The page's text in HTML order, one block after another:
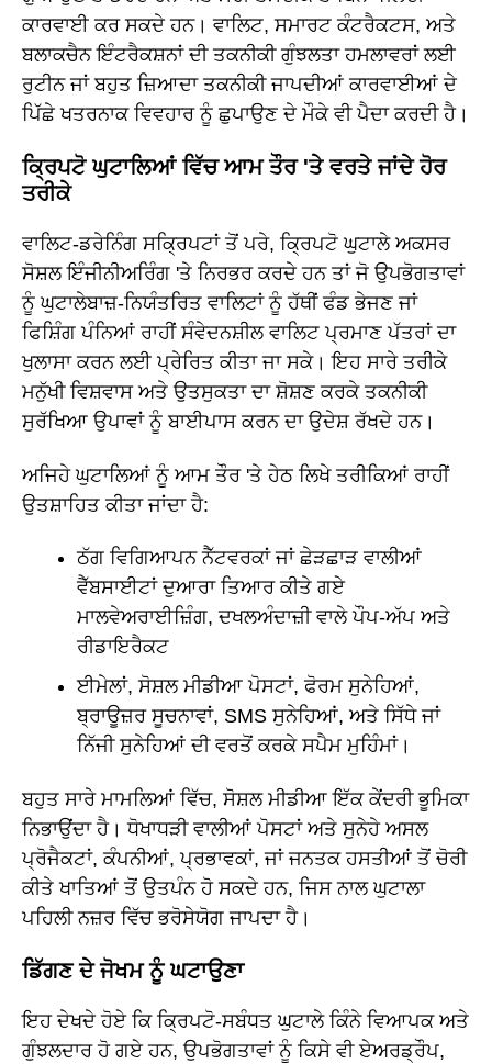
ਕਾਰਵਾਈ ਕਰ ਸਕਦੇ ਹਨ। ਵਾਲਿਟ, ਸਮਾਰਟ ਕੰਟਰੈਕਟਸ, ਅਤੇ
ਬਲਾਕਚੈਨ ਇੰਟਰੈਕਸ਼ਨਾਂ ਦੀ ਤਕਨੀਕੀ ਗੁੰਝਲਤਾ ਹਮਲਾਵਰਾਂ ਲਈ
ਰੁਟੀਨ ਜਾਂ ਬਹੁਤ ਜ਼ਿਆਦਾ ਤਕਨੀਕੀ ਜਾਪਦੀਆਂ ਕਾਰਵਾਈਆਂ ਦੇ
ਪਿੱਛੇ ਖਤਰਨਾਕ ਵਿਵਹਾਰ ਨੂੰ ਛੁਪਾਉਣ ਦੇ ਮੌਕੇ ਵੀ ਪੈਦਾ ਕਰਦੀ ਹੈ।
ਕ੍ਰਿਪਟੋ ਘੁਟਾਲਿਆਂ ਵਿੱਚ ਆਮ ਤੌਰ 'ਤੇ ਵਰਤੇ ਜਾਂਦੇ ਹੋਰ
ਤਰੀਕੇ
ਵਾਲਿਟ-ਡਰੇਨਿੰਗ ਸਕ੍ਰਿਪਟਾਂ ਤੋਂ ਪਰੇ, ਕ੍ਰਿਪਟੋ ਘੁਟਾਲੇ ਅਕਸਰ
ਸੋਸ਼ਲ ਇੰਜੀਨੀਅਰਿੰਗ 'ਤੇ ਨਿਰਭਰ ਕਰਦੇ ਹਨ ਤਾਂ ਜੋ ਉਪਭੋਗਤਾਵਾਂ
ਨੂੰ ਘੁਟਾਲੇਬਾਜ਼-ਨਿਯੰਤਰਿਤ ਵਾਲਿਟਾਂ ਨੂੰ ਹੱਥੀਂ ਫੰਡ ਭੇਜਣ ਜਾਂ
ਫਿਸ਼ਿੰਗ ਪੰਨਿਆਂ ਰਾਹੀਂ ਸੰਵੇਦਨਸ਼ੀਲ ਵਾਲਿਟ ਪ੍ਰਮਾਣ ਪੱਤਰਾਂ ਦਾ
ਖੁਲਾਸਾ ਕਰਨ ਲਈ ਪ੍ਰੇਰਿਤ ਕੀਤਾ ਜਾ ਸਕੇ। ਇਹ ਸਾਰੇ ਤਰੀਕੇ
ਮਨੁੱਖੀ ਵਿਸ਼ਵਾਸ ਅਤੇ ਉਤਸੁਕਤਾ ਦਾ ਸ਼ੋਸ਼ਣ ਕਰਕੇ ਤਕਨੀਕੀ
ਸੁਰੱਖਿਆ ਉਪਾਵਾਂ ਨੂੰ ਬਾਈਪਾਸ ਕਰਨ ਦਾ ਉਦੇਸ਼ ਰੱਖਦੇ ਹਨ।
ਅਜਿਹੇ ਘੁਟਾਲਿਆਂ ਨੂੰ ਆਮ ਤੌਰ 'ਤੇ ਹੇਠ ਲਿਖੇ ਤਰੀਕਿਆਂ ਰਾਹੀਂ
ਉਤਸ਼ਾਹਿਤ ਕੀਤਾ ਜਾਂਦਾ ਹੈ:
ਠੱਗ ਵਿਗਿਆਪਨ ਨੈੱਟਵਰਕਾਂ ਜਾਂ ਛੇੜਛਾੜ ਵਾਲੀਆਂ
ਵੈੱਬਸਾਈਟਾਂ ਦੁਆਰਾ ਤਿਆਰ ਕੀਤੇ ਗਏ
ਮਾਲਵੇਅਰਾਈਜ਼ਿੰਗ, ਦਖਲਅੰਦਾਜ਼ੀ ਵਾਲੇ ਪੌਪ-ਅੱਪ ਅਤੇ
ਰੀਡਾਇਰੈਕਟ
ਈਮੇਲਾਂ, ਸੋਸ਼ਲ ਮੀਡੀਆ ਪੋਸਟਾਂ, ਫੋਰਮ ਸੁਨੇਹਿਆਂ,
ਬ੍ਰਾਊਜ਼ਰ ਸੂਚਨਾਵਾਂ, SMS ਸੁਨੇਹਿਆਂ, ਅਤੇ ਸਿੱਧੇ ਜਾਂ
ਨਿੱਜੀ ਸੁਨੇਹਿਆਂ ਦੀ ਵਰਤੋਂ ਕਰਕੇ ਸਪੈਮ ਮੁਹਿੰਮਾਂ।
ਬਹੁਤ ਸਾਰੇ ਮਾਮਲਿਆਂ ਵਿੱਚ, ਸੋਸ਼ਲ ਮੀਡੀਆ ਇੱਕ ਕੇਂਦਰੀ ਭੂਮਿਕਾ
ਨਿਭਾਉਂਦਾ ਹੈ। ਧੋਖਾਧੜੀ ਵਾਲੀਆਂ ਪੋਸਟਾਂ ਅਤੇ ਸੁਨੇਹੇ ਅਸਲ
ਪ੍ਰੋਜੈਕਟਾਂ, ਕੰਪਨੀਆਂ, ਪ੍ਰਭਾਵਕਾਂ, ਜਾਂ ਜਨਤਕ ਹਸਤੀਆਂ ਤੋਂ ਚੋਰੀ
ਕੀਤੇ ਖਾਤਿਆਂ ਤੋਂ ਉਤਪੰਨ ਹੋ ਸਕਦੇ ਹਨ, ਜਿਸ ਨਾਲ ਘੁਟਾਲਾ
ਪਹਿਲੀ ਨਜ਼ਰ ਵਿੱਚ ਭਰੋਸੇਯੋਗ ਜਾਪਦਾ ਹੈ।
ਡਿੱਗਣ ਦੇ ਜੋਖਮ ਨੂੰ ਘਟਾਉਣਾ
ਇਹ ਦੇਖਦੇ ਹੋਏ ਕਿ ਕ੍ਰਿਪਟੋ-ਸਬੰਧਤ ਘੁਟਾਲੇ ਕਿੰਨੇ ਵਿਆਪਕ ਅਤੇ
ਗੁੰਝਲਦਾਰ ਹੋ ਗਏ ਹਨ, ਉਪਭੋਗਤਾਵਾਂ ਨੂੰ ਕਿਸੇ ਵੀ ਏਅਰਡ੍ਰੌਪ,